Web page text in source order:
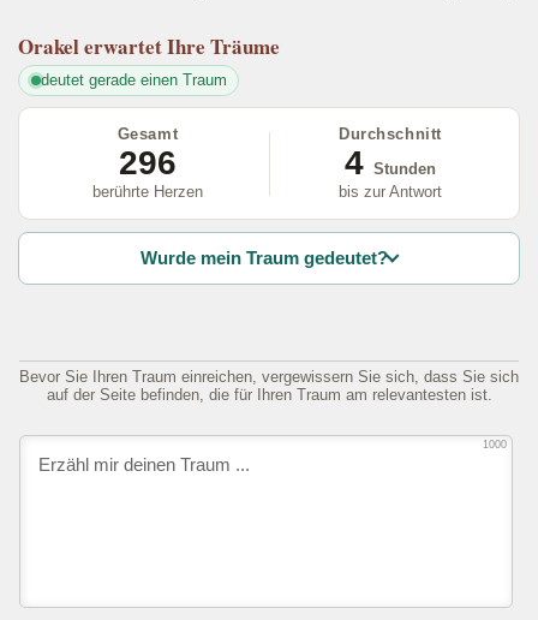
Orakelerwartet Ihre Träume
deutet gerade einen Traum
Gesamt
296
berührte Herzen
Durchschnitt
4 Stunden
bis zur Antwort
Wurde mein Traum gedeutet?
Bevor Sie Ihren Traum einreichen, vergewissern Sie sich, dass Sie sich
auf der Seite befinden, die für Ihren Traum am relevantesten ist.
1000